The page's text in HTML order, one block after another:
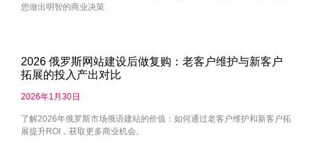
您做出明智的商业决策.
2026 俄罗斯网站建设后做复购：老客户维护与新客户
拓展的投入产出对比
2026年1月30日
了解2026年俄罗斯市场俄语建站的价值：如何通过老客户维护和新客户拓
展提升ROI，获取更多商业机会。